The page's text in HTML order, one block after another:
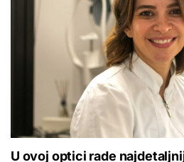
U ovoj optici rade